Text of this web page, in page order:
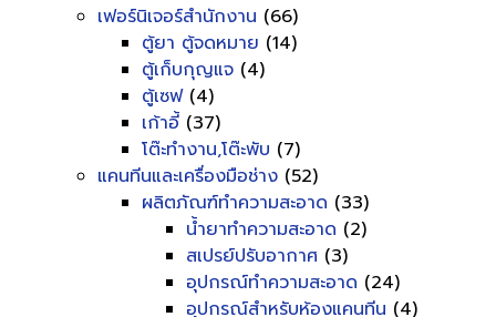
เฟอร์นิเจอร์สำนักงาน (66)
ตู้ยา ตู้จดหมาย (14)
ตู้เก็บกุญแจ (4)
ตู้เซฟ(4)
เก้าอี้ (37)
โต๊ะทำงาน,โต๊ะพับ (7)
แคนทีนและเครื่องมือช่าง (52)
ผลิตภัณฑ์ทำความสะอาด (33)
น้ำยาทำความสะอาด (2)
สเปรย์ปรับอากาศ (3)
อุปกรณ์ทำความสะอาด (24)
อุปกรณ์สำหรับห้องแคนทีน (4)